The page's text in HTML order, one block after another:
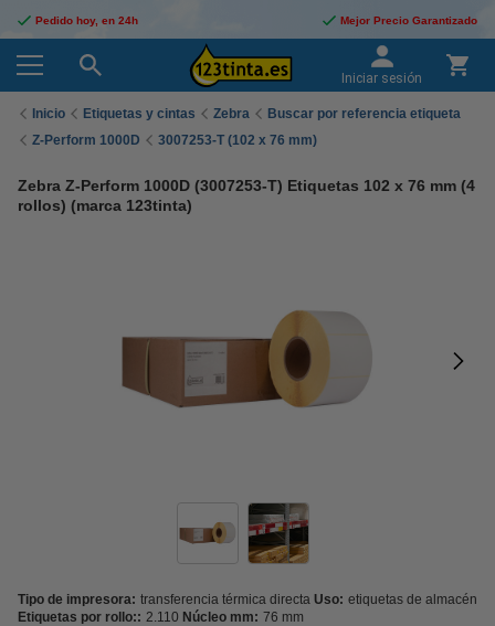
Pedido hoy, en 24h Mejor Precio Garantizado
Iniciar sesión
Inicio Etiquetas y cintas Zebra
Buscar por referencia etiqueta
Z-Perform 1000D
3007253-T (102 x 76 mm)
Zebra Z-Perform 1000D (3007253-T) Etiquetas 102 x 76 mm (4
rollos) (marca 123tinta)
Tipo de impresora: transferencia térmica directa Uso: etiquetas de almacén
Etiquetas por rollo:: 2.110 Núcleo mm: 76 mm